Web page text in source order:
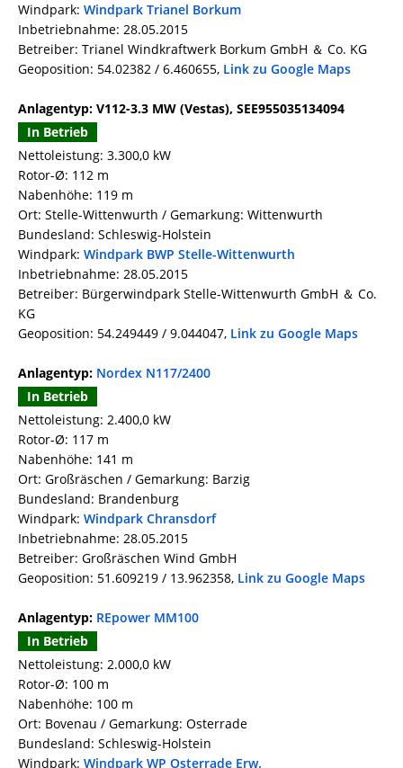
Windpark: Windpark Trianel Borkum
Inbetriebnahme: 28.05.2015
Betreiber: Trianel Windkraftwerk Borkum GmbH ＆ Co. KG
Geoposition: 54.02382 / 6.460655, Link zu Google Maps
Anlagentyp: V112-3.3 MW (Vestas), SEE955035134094
In Betrieb
Nettoleistung: 3.300,0 kW
Rotor-Ø: 112 m
Nabenhöhe: 119 m
Ort: Stelle-Wittenwurth / Gemarkung: Wittenwurth
Bundesland: Schleswig-Holstein
Windpark: Windpark BWP Stelle-Wittenwurth
Inbetriebnahme: 28.05.2015
Betreiber: Bürgerwindpark Stelle-Wittenwurth GmbH ＆ Co.
KG
Geoposition: 54.249449 / 9.044047, Link zu Google Maps
Anlagentyp: Nordex N117/2400
In Betrieb
Nettoleistung: 2.400,0 kW
Rotor-Ø: 117 m
Nabenhöhe: 141 m
Ort: Großräschen / Gemarkung: Barzig
Bundesland: Brandenburg
Windpark: Windpark Chransdorf
Inbetriebnahme: 28.05.2015
Betreiber: Großräschen Wind GmbH
Geoposition: 51.609219 / 13.962358, Link zu Google Maps
Anlagentyp: REpower MM100
In Betrieb
Nettoleistung: 2.000,0 kW
Rotor-Ø: 100 m
Nabenhöhe: 100 m
Ort: Bovenau / Gemarkung: Osterrade
Bundesland: Schleswig-Holstein
Windpark: Windpark WP Osterrade Erw.